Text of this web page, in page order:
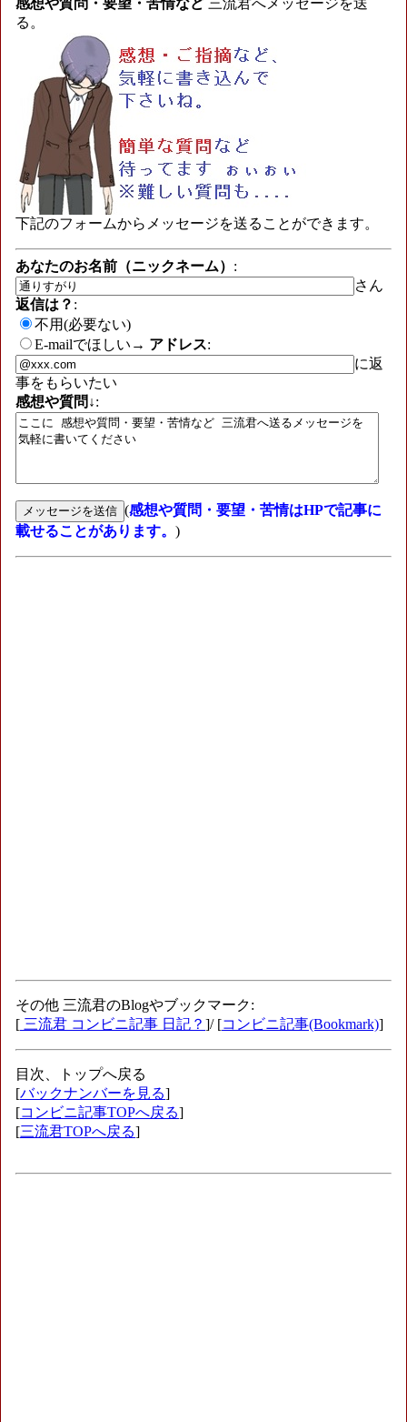
る。
下記のフォームからメッセージを送ることができます。
あなたのお名前（ニックネーム） :
さん
返信は？ :
不用(必要ない)
E-mailでほしい→ アドレス:
に返
事をもらいたい
感想や質問↓:
(感想や質問・要望・苦情はHPで記事に
載せることがあります。 )
その他 三流君のBlogやブックマーク:
[ 三流君 コンビニ記事 日記？ ]/ [コンビニ記事(Bookmark)]
目次、トップへ戻る
[バックナンバーを見る]
[コンビニ記事TOPへ戻る]
[三流君TOPへ戻る]